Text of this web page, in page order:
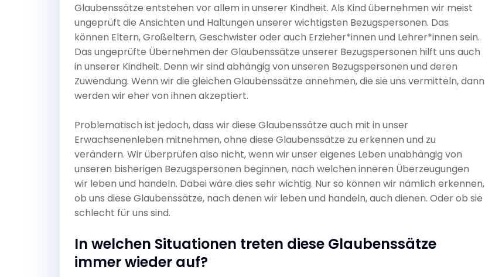
Glaubenssätze entstehen vor allem in unserer Kindheit. Als Kind übernehmen wir meist
ungeprüft die Ansichten und Haltungen unserer wichtigsten Bezugspersonen. Das
können Eltern, Großeltern, Geschwister oder auch Erzieher*innen und Lehrer*innen sein.
Das ungeprüfte Übernehmen der Glaubenssätze unserer Bezugspersonen hilft uns auch
in unserer Kindheit. Denn wir sind abhängig von unseren Bezugspersonen und deren
Zuwendung. Wenn wir die gleichen Glaubenssätze annehmen, die sie uns vermitteln, dann
werden wir eher von ihnen akzeptiert.
Problematisch ist jedoch, dass wir diese Glaubenssätze auch mit in unser
Erwachsenenleben mitnehmen, ohne diese Glaubenssätze zu erkennen und zu
verändern. Wir überprüfen also nicht, wenn wir unser eigenes Leben unabhängig von
unseren bisherigen Bezugspersonen beginnen, nach welchen inneren Überzeugungen
wir leben und handeln. Dabei wäre dies sehr wichtig. Nur so können wir nämlich erkennen,
ob uns diese Glaubenssätze, nach denen wir leben und handeln, auch dienen. Oder ob sie
schlecht für uns sind.
In welchen Situationen treten diese Glaubenssätze
immer wieder auf?